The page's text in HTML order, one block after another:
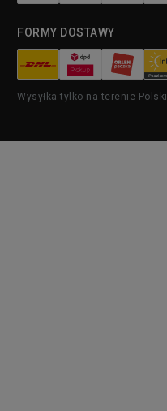
FORMY DOSTAWY
Wysyłka tylko na terenie Polski